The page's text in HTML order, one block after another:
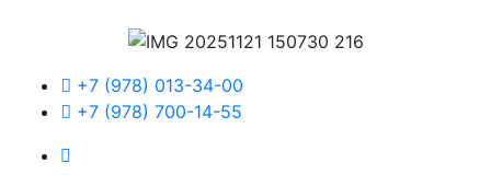
+7 (978) 013-34-00
+7 (978) 700-14-55